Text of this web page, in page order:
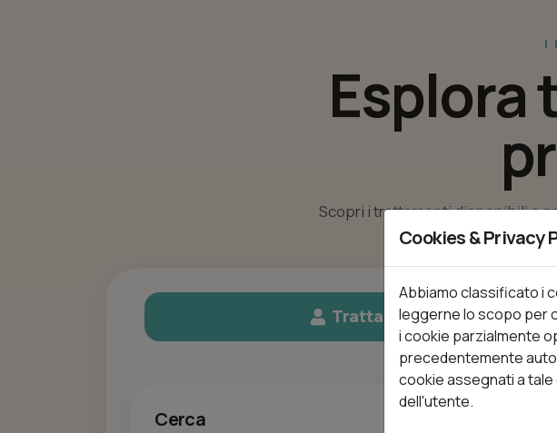
I
Scopri i trattamenti disponibili e
Trattamenti
Cerca
Cookies & Privacy
Abbiamo classificato i
leggerne lo scopo per
i cookie parzialmente
precedentemente
cookie assegnati a
dell'utente.